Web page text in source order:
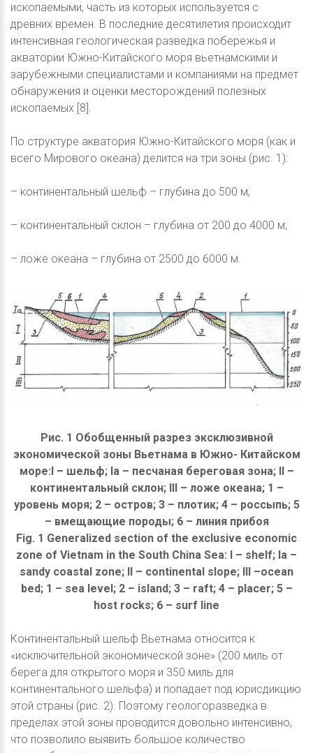
ископаемыми, часть из которых используется с
древних времен. В последние десятилетия происходит
интенсивная геологическая разведка побережья и
акватории Южно-Китайского моря вьетнамскими и
зарубежными специалистами и компаниями на предмет
обнаружения и оценки месторождений полезных
ископаемых [8].
По структуре акватория Южно-Китайского моря (как и
всего Мирового океана) делится на три зоны (рис. 1):
– континентальный шельф – глубина до 500 м;
– континентальный склон – глубина от 200 до 4000 м;
– ложе океана – глубина от 2500 до 6000 м.
Рис. 1 Обобщенный разрез эксклюзивной
экономической зоны Вьетнама в Южно- Китайском
море:I – шельф; Iа – песчаная береговая зона; II –
континентальный склон; III – ложе океана; 1 –
уровень моря; 2 – остров; 3 – плотик; 4 – россыпь; 5
– вмещающие породы; 6 – линия прибоя
Fig. 1 Generalized section of the exclusive economic
zone of Vietnam in the South China Sea: I – shelf; Iа –
sandy coastal zone; II – continental slope; III –ocean
bed; 1 – sea level; 2 – island; 3 – raft; 4 – placer; 5 –
host rocks; 6 – surf line
Континентальный шельф Вьетнама относится к
«исключительной экономической зоне» (200 миль от
берега для открытого моря и 350 миль для
континентального шельфа) и попадает под юрисдикцию
этой страны (рис. 2). Поэтому геологоразведка в
пределах этой зоны проводится довольно интенсивно,
что позволило выявить большое количество